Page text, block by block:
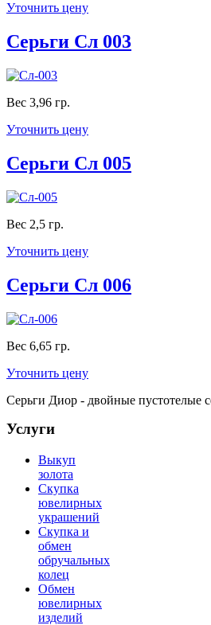
Уточнить цену
Серьги Сл 003
Вес 3,96 гр.
Уточнить цену
Серьги Сл 005
Вес 2,5 гр.
Уточнить цену
Серьги Сл 006
Вес 6,65 гр.
Уточнить цену
Серьги Диор - двойные пустотелые
Услуги
Выкуп
золота
Скупка
ювелирных
украшений
Скупка и
обмен
обручальных
колец
Обмен
ювелирных
изделий